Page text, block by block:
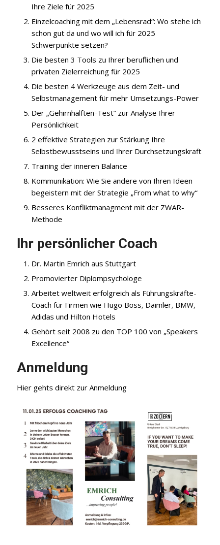
Ihre Ziele für 2025
Einzelcoaching mit dem „Lebensrad“: Wo stehe ich
schon gut da und wo will ich für 2025
Schwerpunkte setzen?
Die besten 3 Tools zu Ihrer beruflichen und
privaten Zielerreichung für 2025
Die besten 4 Werkzeuge aus dem Zeit- und
Selbstmanagement für mehr Umsetzungs-Power
Der „Gehirnhälften-Test“ zur Analyse Ihrer
Persönlichkeit
2 effektive Strategien zur Stärkung Ihre
Selbstbewusstseins und Ihrer Durchsetzungskraft
Training der inneren Balance
Kommunikation: Wie Sie andere von Ihren Ideen
begeistern mit der Strategie „From what to why“
Besseres Konfliktmanagment mit der ZWAR-
Methode
Ihr persönlicher Coach
Dr. Martin Emrich aus Stuttgart
Promovierter Diplompsychologe
Arbeitet weltweit erfolgreich als Führungskräfte-
Coach für Firmen wie Hugo Boss, Daimler, BMW,
Adidas und Hilton Hotels
Gehört seit 2008 zu den TOP 100 von „Speakers
Excellence“
Anmeldung
Hiergehts direkt zur Anmeldung